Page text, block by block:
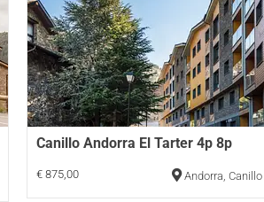
Canillo Andorra El Tarter 4p 8p
€ 875,00 Andorra,Canillo